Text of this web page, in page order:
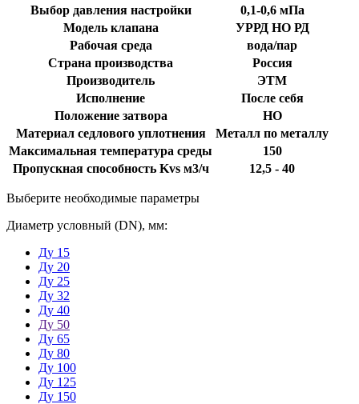
Выбор давления настройки
0,1-0,6 мПа
Модель клапана
УРРД НО РД
Рабочая среда
вода/пар
Страна производства
Россия
Производитель
ЭТМ
Исполнение
После себя
Положение затвора
НО
Материал седлового уплотнения
Металл по металлу
Максимальная температура среды
150
Пропускная способность Kvs м3/ч
12,5 - 40
Выберите необходимые параметры
Диаметр условный (DN), мм:
Ду 15
Ду 20
Ду 25
Ду 32
Ду 40
Ду 50
Ду 65
Ду 80
Ду 100
Ду 125
Ду 150